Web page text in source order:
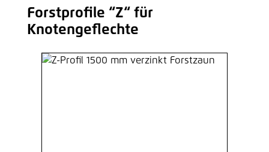
Produktgalerie überspringen
Forstprofile “Z“ für
Knotengeflechte